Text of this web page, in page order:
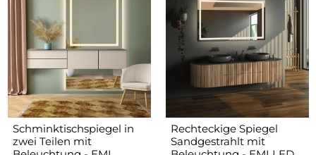
Schminktischspiegel in
zwei Teilen mit
Rechteckige Spiegel
Sandgestrahlt mit